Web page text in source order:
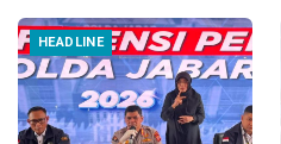
HEADLINE